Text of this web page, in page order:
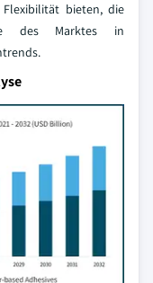
bieten, die
des Marktes in